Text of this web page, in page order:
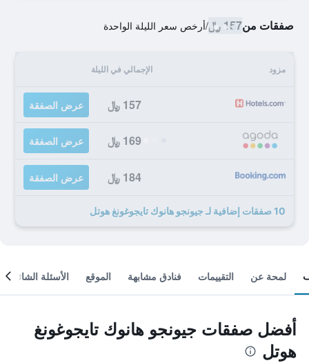
صفقات من157 ﷼ /أرخص سعر الليلة الواحدة
مزود الإجمالي في الليلة
157 ﷼ عرض الصفقة
169 ﷼ عرض الصفقة
184 ﷼ عرض الصفقة
10 صفقات إضافية لـ جيونجو هانوك تايجوغونغ هوتل
لمحة عن التقييمات فنادق مشابهة الموقع الأسئلة الشائعة
أفضل صفقات جيونجو هانوك تايجوغونغ
هوتل